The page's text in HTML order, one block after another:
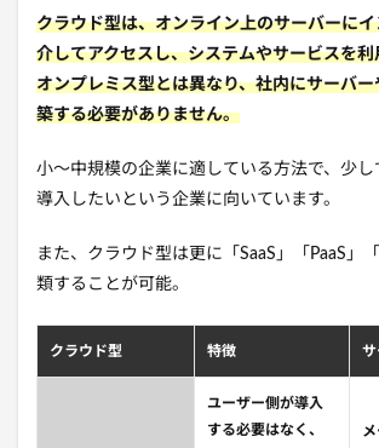
クラウド型は、オンライン上のサーバーに
介してアクセスし、システムやサービスを利
オンプレミス型とは異なり、社内にサーバ
築する必要がありません。
小〜中規模の企業に適している方法で、少し
導入したいという企業に向いています。
また、クラウド型は更に「SaaS」「PaaS」
類することが可能。
クラウド型 特徴 サ
ユーザー側が導入
する必要はなく、